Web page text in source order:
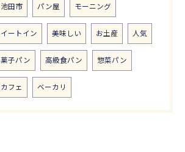
池田市 パン屋 モーニング
イートイン 美味しい お土産 人気
菓子パン 高級食パン 惣菜パン
カフェ ベーカリ